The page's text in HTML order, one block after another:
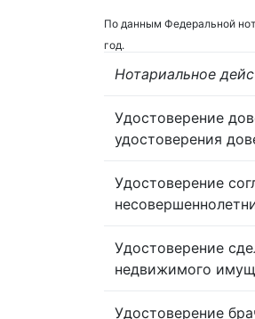
По данным Федеральной
год.
Нотариальное
Удостоверение
удостоверения
Удостоверение
Удостоверение
недвижимого
Удостоверение